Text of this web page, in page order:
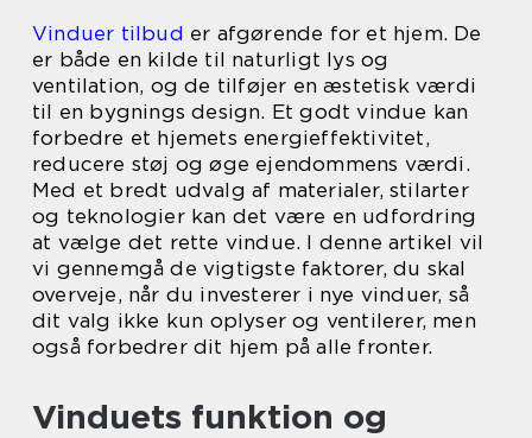
Vinduer tilbud er afgørende for et hjem. De
er både en kilde til naturligt lys og
ventilation, og de tilføjer en æstetisk værdi
til en bygnings design. Et godt vindue kan
forbedre et hjemets energieffektivitet,
reducere støj og øge ejendommens værdi.
Med et bredt udvalg af materialer, stilarter
og teknologier kan det være en udfordring
at vælge det rette vindue. I denne artikel vil
vi gennemgå de vigtigste faktorer, du skal
overveje, når du investerer i nye vinduer, så
dit valg ikke kun oplyser og ventilerer, men
også forbedrer dit hjem på alle fronter.
Vinduets funktion og